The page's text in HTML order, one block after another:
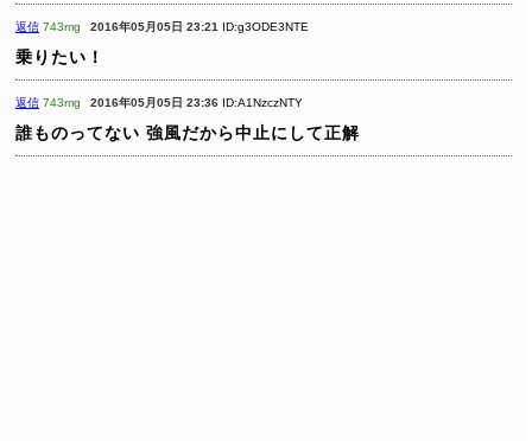
返信 743mg 2016年05月05日 23:21 ID:g3ODE3NTE
乗りたい！
返信 743mg 2016年05月05日 23:36 ID:A1NzczNTY
誰ものってない 強風だから中止にして正解